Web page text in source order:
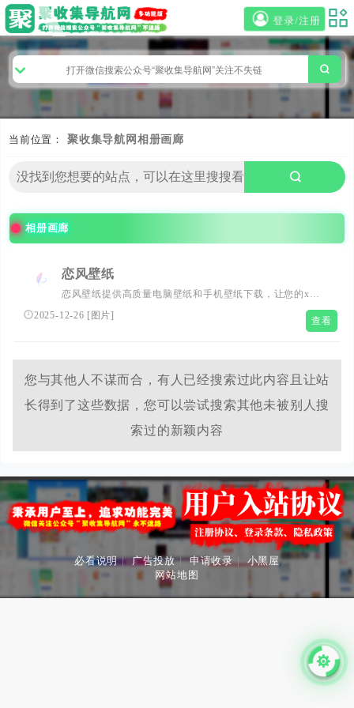
登录/注册
当前位置： 聚收集导航网 相册画廊
相册画廊
恋风壁纸
恋风壁纸提供高质量电脑壁纸和手机壁纸下载，让您的x与
众不同。免费壁纸，高清壁纸，美丽图片。
2025-12-26 [ 图片] 查看
您与其他人不谋而合，有人已经搜索过此内容且让站
长得到了这些数据，您可以尝试搜索其他未被别人搜
索过的新颖内容
必看说明 | 广告投放 | 申请收录 |
小黑屋
网站地图